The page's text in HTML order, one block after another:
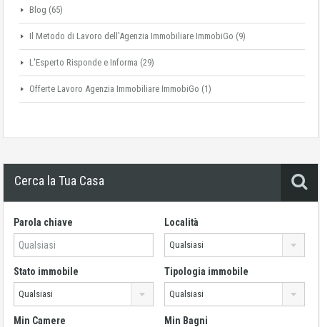
Blog (65)
Il Metodo di Lavoro dell'Agenzia Immobiliare ImmobiGo (9)
L'Esperto Risponde e Informa (29)
Offerte Lavoro Agenzia Immobiliare ImmobiGo (1)
Cerca la Tua Casa
Parola chiave Località
Qualsiasi
Stato immobile
Qualsiasi
Tipologia immobile
Qualsiasi
Min Camere Min Bagni